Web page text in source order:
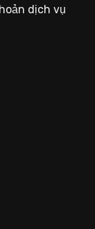
dịch vụ